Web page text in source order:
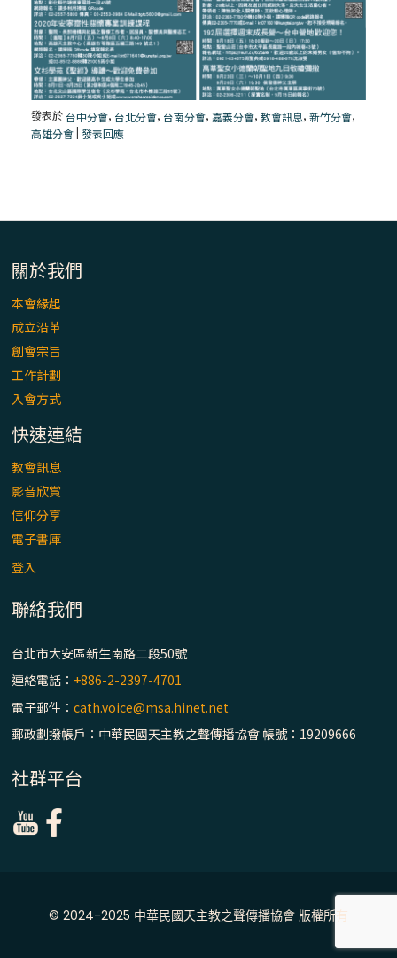
發表於 台中分會, 台北分會, 台南分會, 嘉義分會,教會訊息,新竹分會,
高雄分會|發表回應
關於我們
本會緣起
成立沿革
創會宗旨
工作計劃
入會方式
快速連結
教會訊息
影音欣賞
信仰分享
電子書庫
登入
聯絡我們
台北市大安區新生南路二段50號
連絡電話： +886-2-2397-4701
電子郵件：cath.voice@msa.hinet.net
郵政劃撥帳戶：中華民國天主教之聲傳播協會 帳號：19209666
社群平台
© 2024-2025 中華民國天主教之聲傳播協會 版權所有